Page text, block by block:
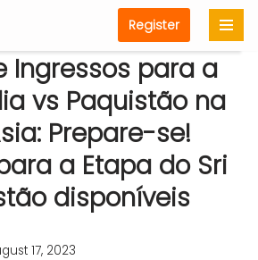
Register
Ingressos para a
vs Paquistão na
Prepare-se!
a Etapa do Sri
disponíveis
17, 2023